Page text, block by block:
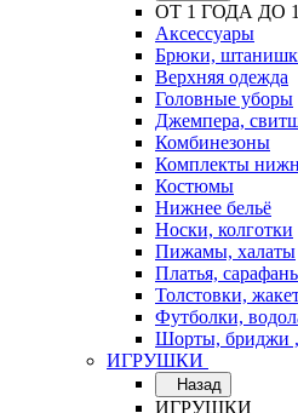
ОТ 1 ГОДА ДО
Аксессуары
Брюки,
Верхняя одежда
Головные уборы
Джемпера,
Комбинезоны
Комплекты
Костюмы
Нижнее бельё
Носки, колготки
Пижамы, халаты
Платья,
Толстовки,
Футболки,
Шорты, бриджи
ИГРУШКИ
Назад
ИГРУШКИ